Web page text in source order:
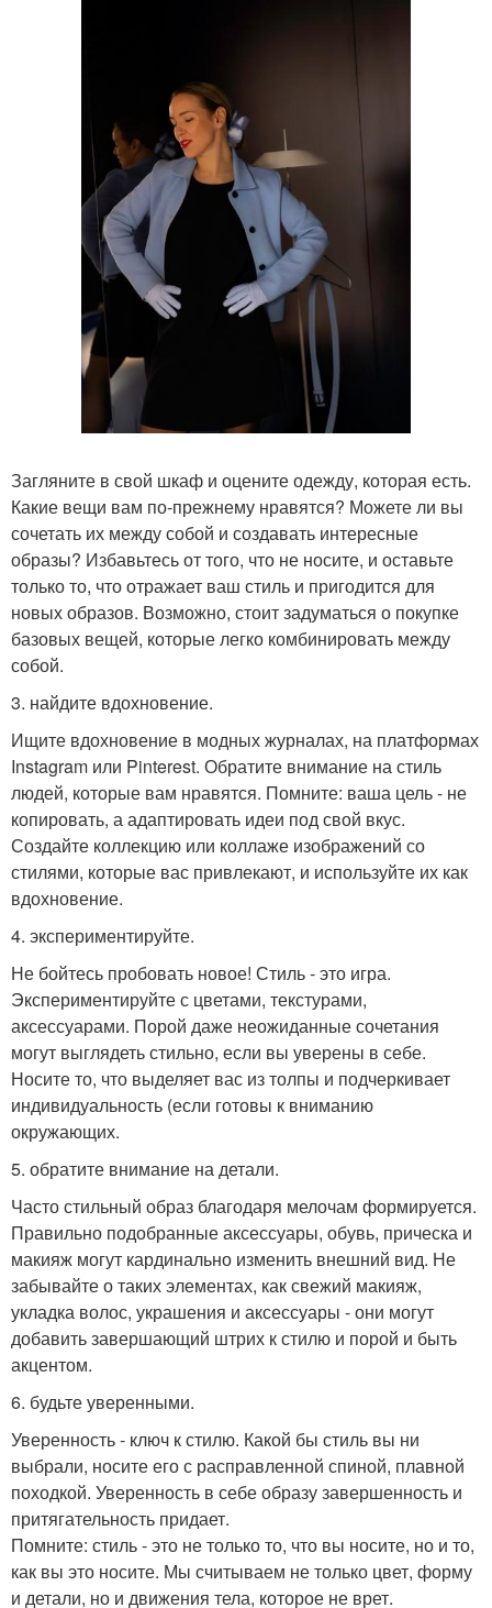
Загляните в свой шкаф и оцените одежду, которая есть.
Какие вещи вам по-прежнему нравятся? Можете ли вы
сочетать их между собой и создавать интересные
образы? Избавьтесь от того, что не носите, и оставьте
только то, что отражает ваш стиль и пригодится для
новых образов. Возможно, стоит задуматься о покупке
базовых вещей, которые легко комбинировать между
собой.
3. найдите вдохновение.
Ищите вдохновение в модных журналах, на платформах
Instagram или Pinterest. Обратите внимание на стиль
людей, которые вам нравятся. Помните: ваша цель - не
копировать, а адаптировать идеи под свой вкус.
Создайте коллекцию или коллаже изображений со
стилями, которые вас привлекают, и используйте их как
вдохновение.
4. экспериментируйте.
Не бойтесь пробовать новое! Стиль - это игра.
Экспериментируйте с цветами, текстурами,
аксессуарами. Порой даже неожиданные сочетания
могут выглядеть стильно, если вы уверены в себе.
Носите то, что выделяет вас из толпы и подчеркивает
индивидуальность (если готовы к вниманию
окружающих.
5. обратите внимание на детали.
Часто стильный образ благодаря мелочам формируется.
Правильно подобранные аксессуары, обувь, прическа и
макияж могут кардинально изменить внешний вид. Не
забывайте о таких элементах, как свежий макияж,
укладка волос, украшения и аксессуары - они могут
добавить завершающий штрих к стилю и порой и быть
акцентом.
6. будьте уверенными.
Уверенность - ключ к стилю. Какой бы стиль вы ни
выбрали, носите его с расправленной спиной, плавной
походкой. Уверенность в себе образу завершенность и
притягательность придает.
Помните: стиль - это не только то, что вы носите, но и то,
как вы это носите. Мы считываем не только цвет, форму
и детали, но и движения тела, которое не врет.